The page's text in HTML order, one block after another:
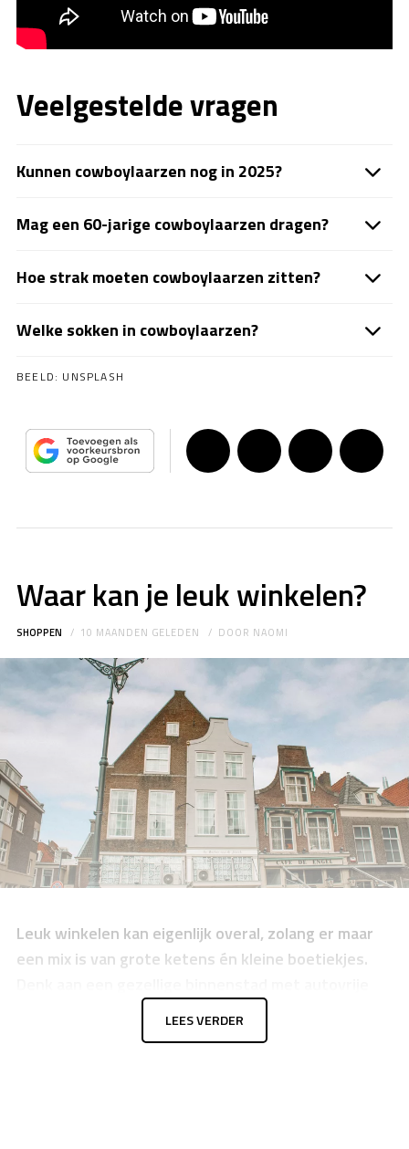
Veelgestelde vragen
Kunnen cowboylaarzen nog in 2025?
Mag een 60-jarige cowboylaarzen dragen?
Hoe strak moeten cowboylaarzen zitten?
Welke sokken in cowboylaarzen?
BEELD: UNSPLASH
Waar kan je leuk winkelen?
SHOPPEN 10 MAANDEN GELEDEN DOOR NAOMI
Leuk winkelen kan eigenlijk overal, zolang er maar
een mix is van grote ketens én kleine boetiekjes.
straatjes, waar je na het passen meteen een
koffietentje in kunt duiken. In Nederland zijn
LEES VERDER